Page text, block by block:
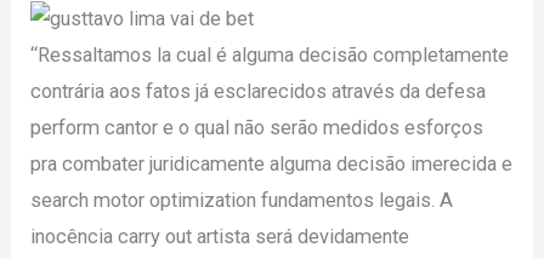
“Ressaltamos la cual é alguma decisão completamente
contrária aos fatos já esclarecidos através da defesa
perform cantor e o qual não serão medidos esforços
pra combater juridicamente alguma decisão imerecida e
search motor optimization fundamentos legais. A
inocência carry out artista será devidamente